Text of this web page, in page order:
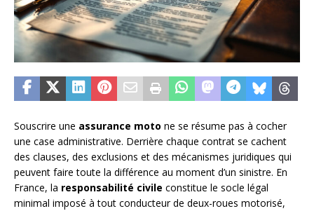
Souscrire une assurance moto ne se résume pas à cocher
une case administrative. Derrière chaque contrat se cachent
des clauses, des exclusions et des mécanismes juridiques qui
peuvent faire toute la différence au moment d’un sinistre. En
France, la responsabilité civile constitue le socle légal
minimal imposé à tout conducteur de deux-roues motorisé,